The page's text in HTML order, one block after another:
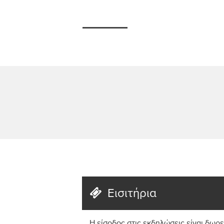
Εισιτήρια